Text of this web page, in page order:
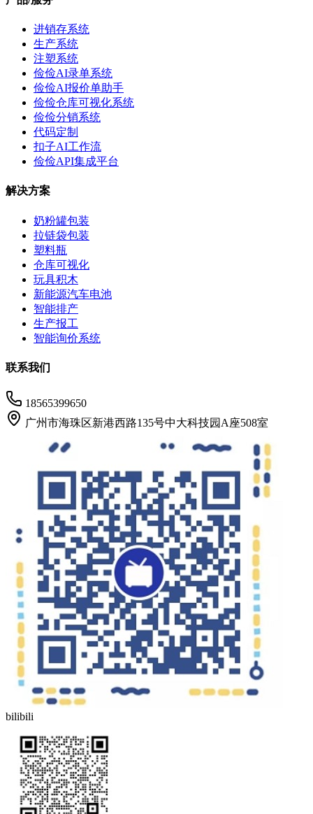
进销存系统
生产系统
注塑系统
俭俭AI录单系统
俭俭AI报价单助手
俭俭仓库可视化系统
俭俭分销系统
代码定制
扣子AI工作流
俭俭API集成平台
解决方案
奶粉罐包装
拉链袋包装
塑料瓶
仓库可视化
玩具积木
新能源汽车电池
智能排产
生产报工
智能询价系统
联系我们
18565399650
广州市海珠区新港西路135号中大科技园A座508室
bilibili